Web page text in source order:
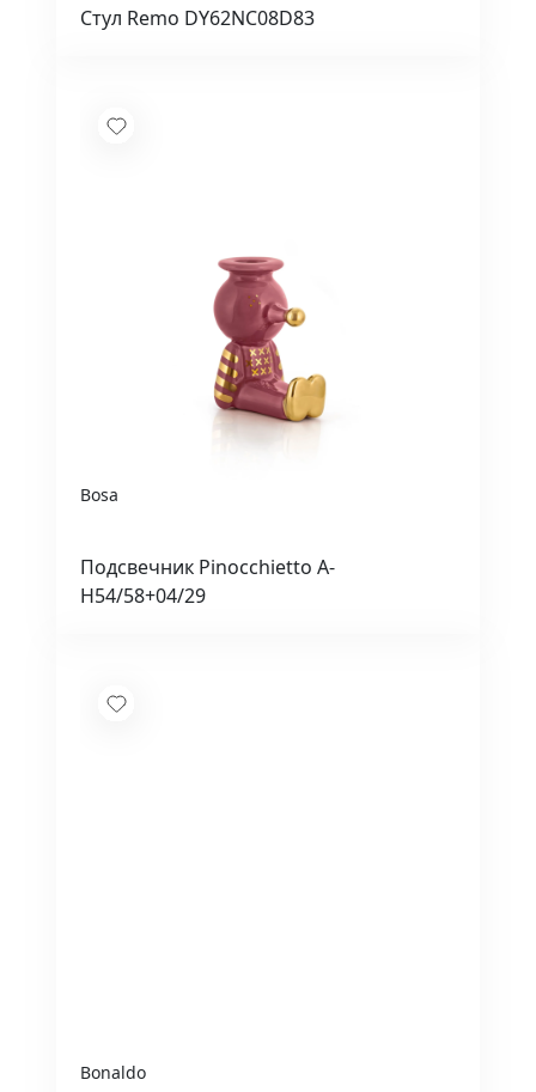
Стул Remo DY62NC08D83
Bosa
Подсвечник Pinocchietto A-
H54/58+04/29
Bonaldo